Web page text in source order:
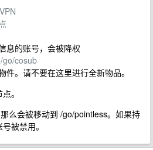
息的账号，会被降权
/go/cosub
。请不要在这里进行全新物品。
。
么会被移动到 /go/pointless。如果持
被禁用。